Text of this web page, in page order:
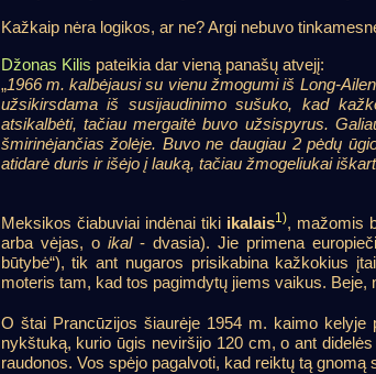
Kažkaip nėra logikos, ar ne? Argi nebuvo
Džonas Kilis pateikia dar vieną panašų atvejį:
„1966 m. kalbėjausi su vienu žmogumi iš Long-
užsikirsdama iš susijaudinimo sušuko, kad
atsikalbėti, tačiau mergaitė buvo užsispyrus.
šmirinėjančias žolėje. Buvo ne daugiau 2 pėdų
atidarė duris ir išėjo į lauką, tačiau žmogeliukai
Meksikos čiabuviai indėnai tiki ikalais1), mažomis
arba vėjas, o ikal- dvasia). Jie primena
būtybė“), tik ant nugaros prisikabina kažkokius
moteris tam, kad tos pagimdytų jiems vaikus.
O štai Prancūzijos šiaurėje 1954 m. kaimo kelyje
nykštuką, kurio ūgis neviršijo 120 cm, o ant
raudonos. Vos spėjo pagalvoti, kad reiktų tą gnomą